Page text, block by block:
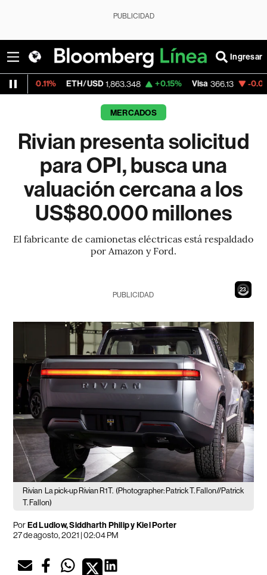
PUBLICIDAD
Ingresar
ETH/USD 1,863.348 +0.15% Visa 366.13 -0.04%
MERCADOS
Rivian presenta solicitud
para OPI, busca una
valuación cercana a los
US$80.000 millones
El fabricante de camionetas eléctricas está respaldado
por Amazon y Ford.
21
PUBLICIDAD
Rivian La pick-up Rivian R1T. (Photographer: Patrick T. Fallon//Patrick
T. Fallon)
PorEd Ludlow, Siddharth Philip y Kiel Porter
27 de agosto, 2021 | 02:04 PM